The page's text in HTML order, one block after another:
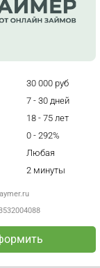
30 000 руб
7 - 30 дней
18 - 75 лет
0 - 292%
Любая
2 минуты